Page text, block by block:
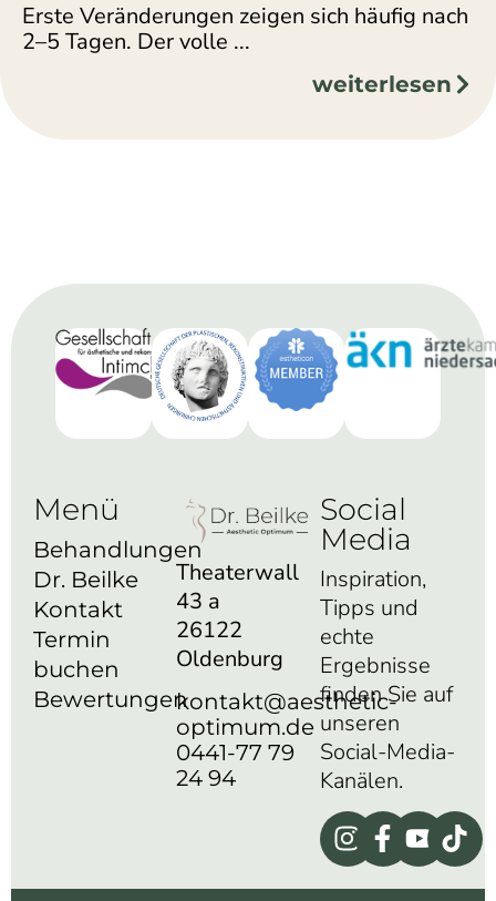
Erste Veränderungen zeigen sich häufig nach
2–5 Tagen. Der volle ...
weiterlesen
Menü
Behandlungen
Dr. Beilke
Kontakt
Termin
buchen
Bewertungen
Theaterwall
43 a
26122
Oldenburg
kontakt@aesthetic-
optimum.de
0441-77 79
24 94
Social
Media
Inspiration,
Tipps und
echte
Ergebnisse
finden Sie auf
unseren
Social-Media-
Kanälen.